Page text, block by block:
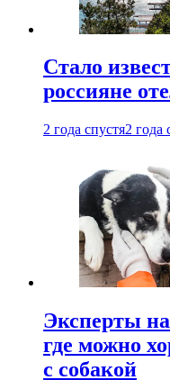
Стало
россияне
2 года спустя2 года
Эксперты
где можно
с собакой